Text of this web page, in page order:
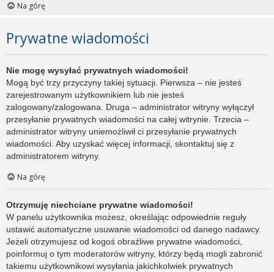
Na górę
Prywatne wiadomości
Nie mogę wysyłać prywatnych wiadomości!
Mogą być trzy przyczyny takiej sytuacji. Pierwsza – nie jesteś
zarejestrowanym użytkownikiem lub nie jesteś
zalogowany/zalogowana. Druga – administrator witryny wyłączył
przesyłanie prywatnych wiadomości na całej witrynie. Trzecia –
administrator witryny uniemożliwił ci przesyłanie prywatnych
wiadomości. Aby uzyskać więcej informacji, skontaktuj się z
administratorem witryny.
Na górę
Otrzymuję niechciane prywatne wiadomości!
W panelu użytkownika możesz, określając odpowiednie reguły
ustawić automatyczne usuwanie wiadomości od danego nadawcy.
Jeżeli otrzymujesz od kogoś obraźliwe prywatne wiadomości,
poinformuj o tym moderatorów witryny, którzy będą mogli zabronić
takiemu użytkownikowi wysyłania jakichkolwiek prywatnych